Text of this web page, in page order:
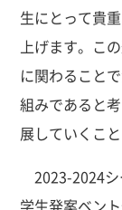
生にとって貴
上げます。こ
に関わること
組みであると
展していくこ
2023-2024シ
学生発案ベン